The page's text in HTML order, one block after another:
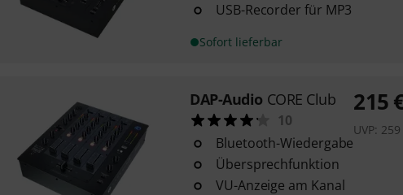
USB-Recorder für MP3
Sofort lieferbar
DAP-Audio CORE Club
10
Bluetooth-Wiedergabe
Übersprechfunktion
VU-Anzeige am Kanal
215
UVP: 259